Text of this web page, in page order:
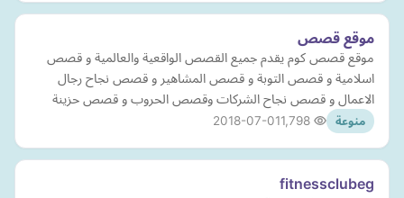
موقع قصص
موقع قصص كوم يقدم جميع القصص الواقعية والعالمية و قصص
اسلامية و قصص التوبة و قصص المشاهير و قصص نجاح رجال
الاعمال و قصص نجاح الشركات وقصص الحروب و قصص حزينة
منوعة 2018-07-01
fitnessclubeg